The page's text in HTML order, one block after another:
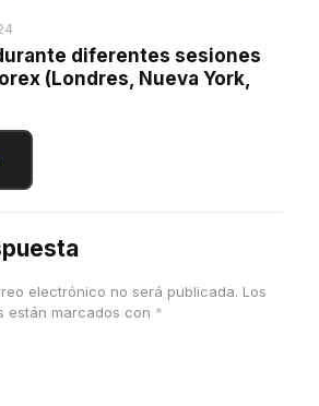
diferentes sesiones
(Londres, Nueva York,
electrónico no será publicada. Los
están marcados con *